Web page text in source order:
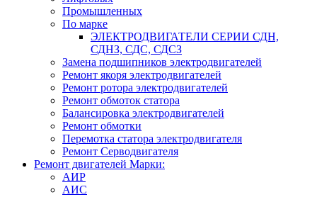
Промышленных
По марке
ЭЛЕКТРОДВИГАТЕЛИ СЕРИИ СДН,
СДНЗ, СДС, СДСЗ
Замена подшипников электродвигателей
Ремонт якоря электродвигателей
Ремонт ротора электродвигателей
Ремонт обмоток статора
Балансировка электродвигателей
Ремонт обмотки
Перемотка статора электродвигателя
Ремонт Серводвигателя
Ремонт двигателей Марки:
АИР
АИС